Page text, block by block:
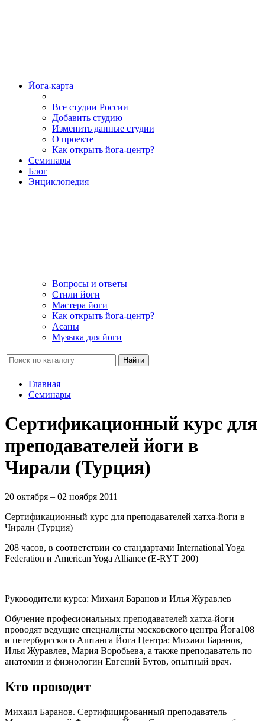
Йога-карта
Все студии России
Добавить студию
Изменить данные студии
О проекте
Как открыть йога-центр?
Семинары
Блог
Энциклопедия
Вопросы и ответы
Стили йоги
Мастера йоги
Как открыть йога-центр?
Асаны
Музыка для йоги
Найти
Главная
Семинары
Cертификационный курс для
преподавателей йоги в
Чирали (Турция)
20 октября – 02 ноября 2011
Сертификационный курс для преподавателей хатха-йоги в
Чирали (Турция)
208 часов, в соответствии со стандартами International Yoga
Federation и American Yoga Alliance (E-RYT 200)
Руководители курса: Михаил Баранов и Илья Журавлев
Обучение професиональных преподавателей хатха-йоги
проводят ведущие специалисты московского центра Йога108
и петербургского Аштанга Йога Центра: Михаил Баранов,
Илья Журавлев, Мария Воробьева, а также преподаватель по
анатомии и физиологии Евгений Бутов, опытный врач.
Кто проводит
Михаил Баранов. Сертифицированный преподаватель